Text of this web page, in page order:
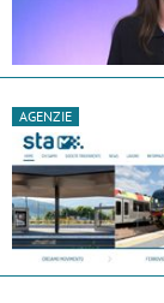
AGENZIE